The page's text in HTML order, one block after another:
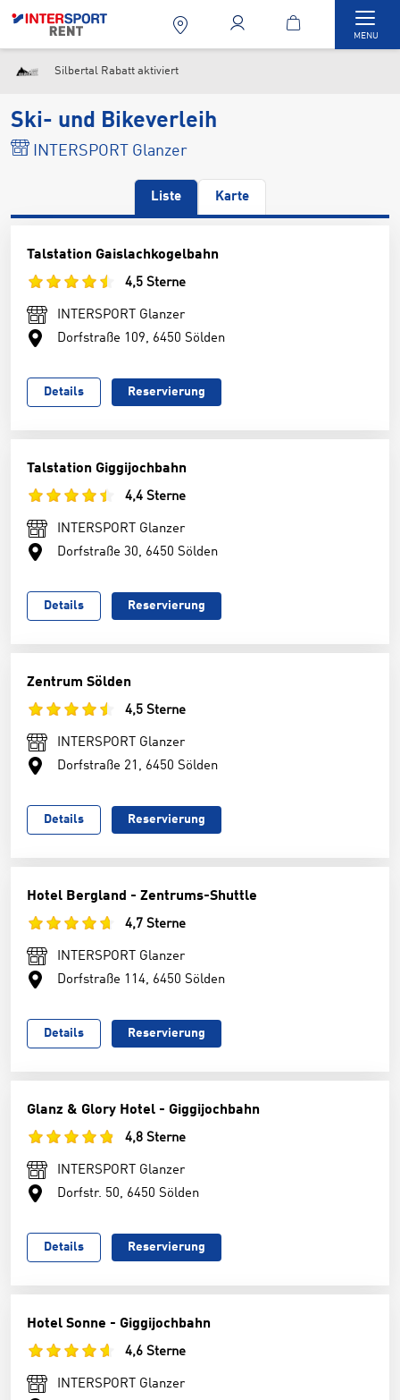
MENU
Silbertal Rabatt aktiviert
Ski- und Bikeverleih
INTERSPORT Glanzer
Liste Karte
Talstation Gaislachkogelbahn
4,5 Sterne
INTERSPORT Glanzer
Dorfstraße 109, 6450 Sölden
Details Reservierung
Talstation Giggijochbahn
4,4 Sterne
INTERSPORT Glanzer
Dorfstraße 30, 6450 Sölden
Details Reservierung
Zentrum Sölden
4,5 Sterne
INTERSPORT Glanzer
Dorfstraße 21, 6450 Sölden
Details Reservierung
Hotel Bergland - Zentrums-Shuttle
4,7 Sterne
INTERSPORT Glanzer
Dorfstraße 114, 6450 Sölden
Details Reservierung
Glanz & Glory Hotel - Giggijochbahn
4,8 Sterne
INTERSPORT Glanzer
Dorfstr. 50, 6450 Sölden
Details Reservierung
Hotel Sonne - Giggijochbahn
4,6 Sterne
INTERSPORT Glanzer